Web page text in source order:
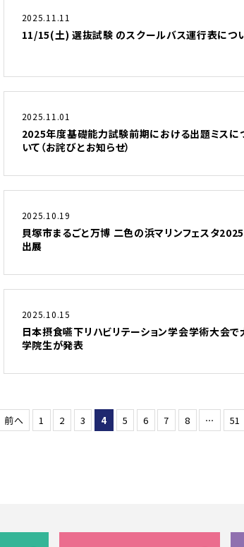
2025.11.11
11/15(土) 選抜試験 のスクールバス運行表につ
2025.11.01
2025年度基礎能力試験前期における出題ミスに
いて（お詫びとお知らせ）
2025.10.19
貝塚市まるごと万博 二色の浜マリンフェスタ
出展
2025.10.15
日本摂食嚥下リハビリテーション学会学術大会で
学院生が発表
前へ 1 2 3 4 5 6 7 8 … 51